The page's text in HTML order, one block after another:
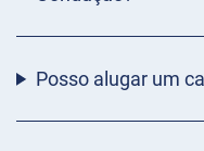
Posso alugar um